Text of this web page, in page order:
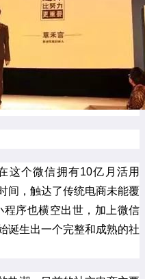
这个微信拥有10亿月活用
间，触达了传统电商未能覆
序也横空出世，加上微信
诞生出一个完整和成熟的社